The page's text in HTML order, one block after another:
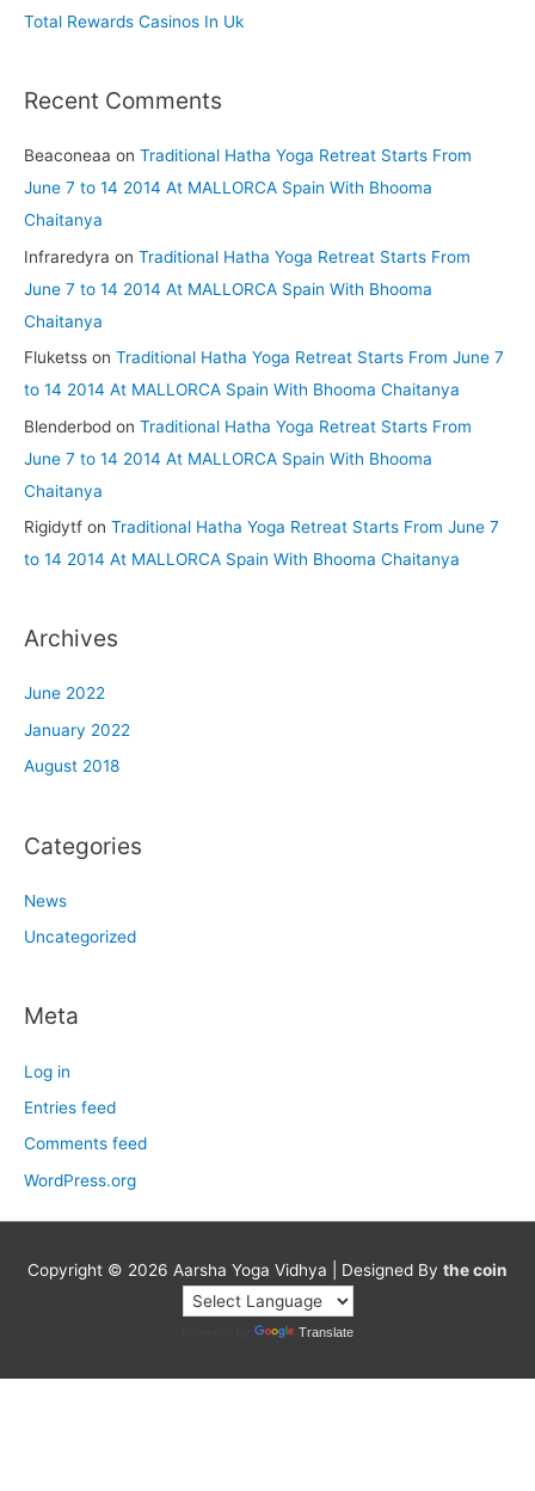
Total Rewards Casinos In Uk
Recent Comments
Beaconeaa on Traditional Hatha Yoga Retreat Starts From
June 7 to 14 2014 At MALLORCA Spain With Bhooma
Chaitanya
Infraredyra on Traditional Hatha Yoga Retreat Starts From
June 7 to 14 2014 At MALLORCA Spain With Bhooma
Chaitanya
Fluketss on Traditional Hatha Yoga Retreat Starts From June 7
to 14 2014 At MALLORCA Spain With Bhooma Chaitanya
Blenderbod on Traditional Hatha Yoga Retreat Starts From
June 7 to 14 2014 At MALLORCA Spain With Bhooma
Chaitanya
Rigidytf on Traditional Hatha Yoga Retreat Starts From June 7
to 14 2014 At MALLORCA Spain With Bhooma Chaitanya
Archives
June 2022
January 2022
August 2018
Categories
News
Uncategorized
Meta
Log in
Entries feed
Comments feed
WordPress.org
Copyright © 2026 Aarsha Yoga Vidhya | Designed By the coin
Translate